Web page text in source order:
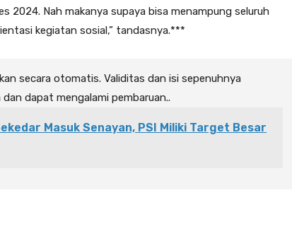
2024. Nah makanya supaya bisa menampung seluruh
kegiatan sosial,” tandasnya.***
secara otomatis. Validitas dan isi sepenuhnya
dapat mengalami pembaruan..
Masuk Senayan, PSI Miliki Target Besar